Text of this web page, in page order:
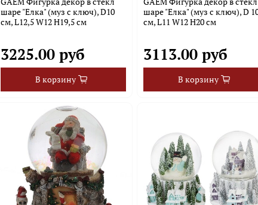
шаре "Елка" (муз с ключ), D10
см, L12,5 W12 H19,5 см
3225.00 руб
В корзину
шаре "Елка" (муз с ключ), D
см, L11 W12 H20 см
3113.00 руб
В корзину